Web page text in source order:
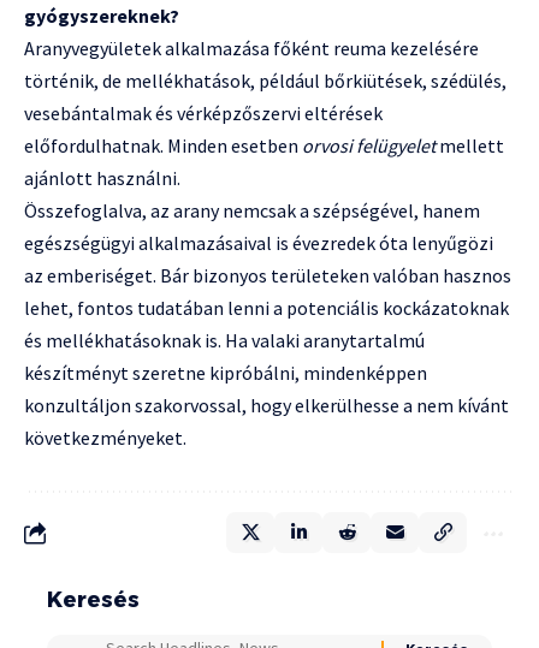
gyógyszereknek?
Aranyvegyületek alkalmazása főként reuma kezelésére
történik, de mellékhatások, például bőrkiütések, szédülés,
vesebántalmak és vérképzőszervi eltérések
előfordulhatnak. Minden esetben orvosi felügyeletmellett
ajánlott használni.
Összefoglalva, az arany nemcsak a szépségével, hanem
egészségügyi alkalmazásaival is évezredek óta lenyűgözi
az emberiséget. Bár bizonyos területeken valóban hasznos
lehet, fontos tudatában lenni a potenciális kockázatoknak
és mellékhatásoknak is. Ha valaki aranytartalmú
készítményt szeretne kipróbálni, mindenképpen
konzultáljon szakorvossal, hogy elkerülhesse a nem kívánt
következményeket.
Keresés